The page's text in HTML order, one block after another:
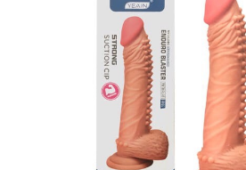
Thiết kế chuyên
Phản hồi từ
Nguyễn Thị Hồng: